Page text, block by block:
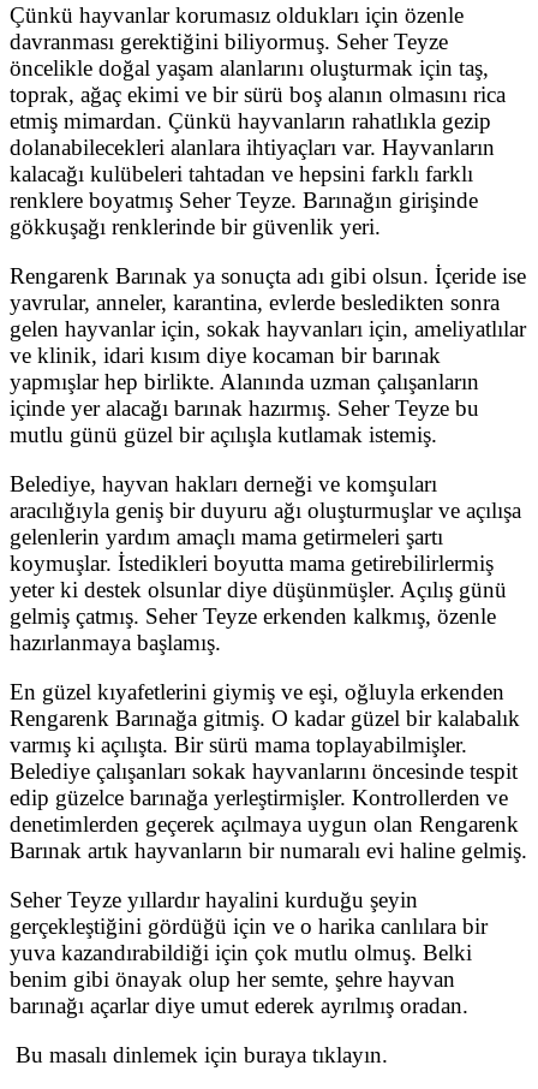
Çünkü hayvanlar korumasız oldukları için özenle
davranması gerektiğini biliyormuş. Seher Teyze
öncelikle doğal yaşam alanlarını oluşturmak için taş,
toprak, ağaç ekimi ve bir sürü boş alanın olmasını rica
etmiş mimardan. Çünkü hayvanların rahatlıkla gezip
dolanabilecekleri alanlara ihtiyaçları var. Hayvanların
kalacağı kulübeleri tahtadan ve hepsini farklı farklı
renklere boyatmış Seher Teyze. Barınağın girişinde
gökkuşağı renklerinde bir güvenlik yeri.
Rengarenk Barınak ya sonuçta adı gibi olsun. İçeride ise
yavrular, anneler, karantina, evlerde besledikten sonra
gelen hayvanlar için, sokak hayvanları için, ameliyatlılar
ve klinik, idari kısım diye kocaman bir barınak
yapmışlar hep birlikte. Alanında uzman çalışanların
içinde yer alacağı barınak hazırmış. Seher Teyze bu
mutlu günü güzel bir açılışla kutlamak istemiş.
Belediye, hayvan hakları derneği ve komşuları
aracılığıyla geniş bir duyuru ağı oluşturmuşlar ve açılışa
gelenlerin yardım amaçlı mama getirmeleri şartı
koymuşlar. İstedikleri boyutta mama getirebilirlermiş
yeter ki destek olsunlar diye düşünmüşler. Açılış günü
gelmiş çatmış. Seher Teyze erkenden kalkmış, özenle
hazırlanmaya başlamış.
En güzel kıyafetlerini giymiş ve eşi, oğluyla erkenden
Rengarenk Barınağa gitmiş. O kadar güzel bir kalabalık
varmış ki açılışta. Bir sürü mama toplayabilmişler.
Belediye çalışanları sokak hayvanlarını öncesinde tespit
edip güzelce barınağa yerleştirmişler. Kontrollerden ve
denetimlerden geçerek açılmaya uygun olan Rengarenk
Barınak artık hayvanların bir numaralı evi haline gelmiş.
Seher Teyze yıllardır hayalini kurduğu şeyin
gerçekleştiğini gördüğü için ve o harika canlılara bir
yuva kazandırabildiği için çok mutlu olmuş. Belki
benim gibi önayak olup her semte, şehre hayvan
barınağı açarlar diye umut ederek ayrılmış oradan.
Bu masalı dinlemek için buraya tıklayın.